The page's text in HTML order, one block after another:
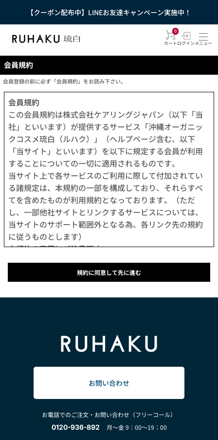
【クーポン配布中】LINEお友達キャンペーン実施中！
0
カートログインメニュー
会員規約
会員登録の前に必ず「会員規約」をお読み下さい。
会員規約
この会員規約は株式会社ケアリングジャパン（以下「当
社」といいます）が提供するサービス「沖縄オーガニッ
クコスメ琉白（ルハク）」（ヘルプページ含む、以下
「当サイト」といいます）を以下に規定する会員が利用
することについての一切に適用されるものです。
当サイト上で各サービスのご利用に際して付加されてい
る諸規定は、本規約の一部を構成しており、それらすべ
てを含めたものが利用規約となっております。（ただ
し、一部他社サイトとリンクするサービスについては、
当サイトのサポート範囲外となる為、各リンク先の規約
に従うものとします）
本規約の変更にご注意下さい
1. 当社は、会員の了承を得ることなく本規約を随時変更
することができるものとし、会員はこれを承諾します。
2. 前項の変更については、当サイト上に1ヵ月間表示した
時点で、全ての会員が了承したものとみなします。
合、当社は、会員に対し随時必要な事項を通知します。
2. 前項の通知は、当サイト上に表示した時点で全ての会
会員登録について
当サイトにおいてのご購入は、「会員登録をして購入」
か「会員登録せずに購入」のどちらでも可能です。
※ログインには、会員登録時に入力したメールアドレス
およびパスワードが必要になります。
規約に同意して先に進む
お問い合わせ
お電話でのご注文・お問い合わせ（フリーコール）
0120-936-892
月～金 9：00～19：00